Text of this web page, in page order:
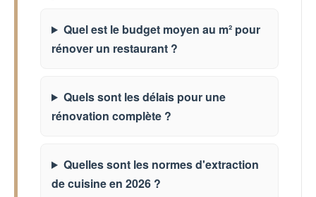
Quel est le budget moyen au m² pour
rénover un restaurant ?
Quels sont les délais pour une
rénovation complète ?
Quelles sont les normes d'extraction
de cuisine en 2026 ?